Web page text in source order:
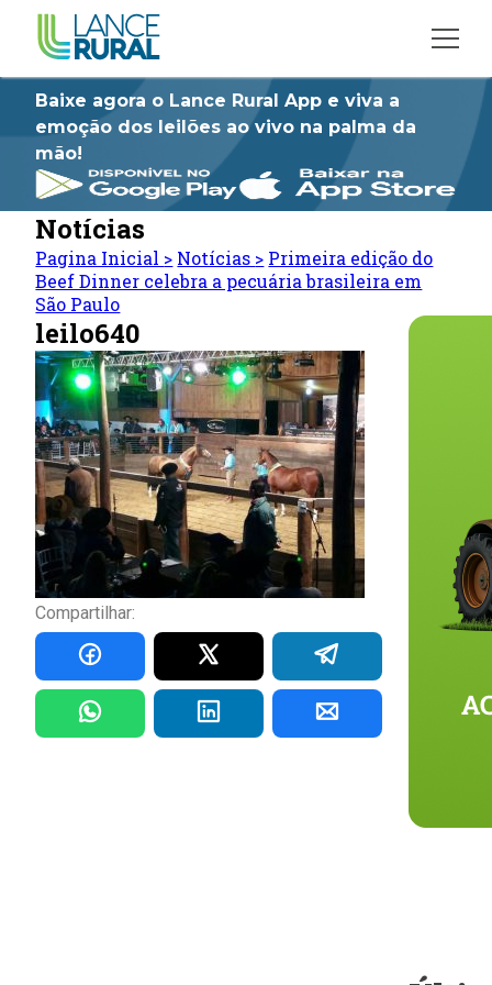
Baixe agora o Lance Rural App e viva a
emoção dos leilões ao vivo na palma da
mão!
Notícias
Pagina Inicial > Notícias > Primeira edição do
Beef Dinner celebra a pecuária brasileira em
São Paulo
leilo640
Compartilhar: